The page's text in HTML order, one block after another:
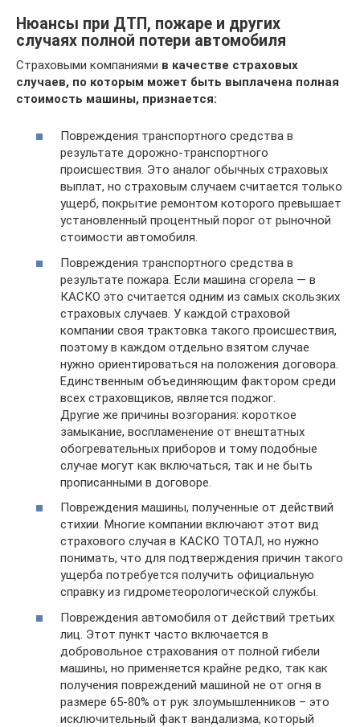
Нюансы при ДТП, пожаре и других
случаях полной потери автомобиля
Страховыми компаниями в качестве страховых
случаев, по которым может быть выплачена полная
стоимость машины, признается:
Повреждения транспортного средства в
результате дорожно-транспортного
происшествия. Это аналог обычных страховых
выплат, но страховым случаем считается только
ущерб, покрытие ремонтом которого превышает
установленный процентный порог от рыночной
стоимости автомобиля.
Повреждения транспортного средства в
результате пожара. Если машина сгорела — в
КАСКО это считается одним из самых скользких
страховых случаев. У каждой страховой
компании своя трактовка такого происшествия,
поэтому в каждом отдельно взятом случае
нужно ориентироваться на положения договора.
Единственным объединяющим фактором среди
всех страховщиков, является поджог.
Другие же причины возгорания: короткое
замыкание, воспламенение от внештатных
обогревательных приборов и тому подобные
случае могут как включаться, так и не быть
прописанными в договоре.
Повреждения машины, полученные от действий
стихии. Многие компании включают этот вид
страхового случая в КАСКО ТОТАЛ, но нужно
понимать, что для подтверждения причин такого
ущерба потребуется получить официальную
справку из гидрометеорологической службы.
Повреждения автомобиля от действий третьих
лиц. Этот пункт часто включается в
добровольное страхования от полной гибели
машины, но применяется крайне редко, так как
получения повреждений машиной не от огня в
размере 65-80% от рук злоумышленников – это
исключительный факт вандализма, который